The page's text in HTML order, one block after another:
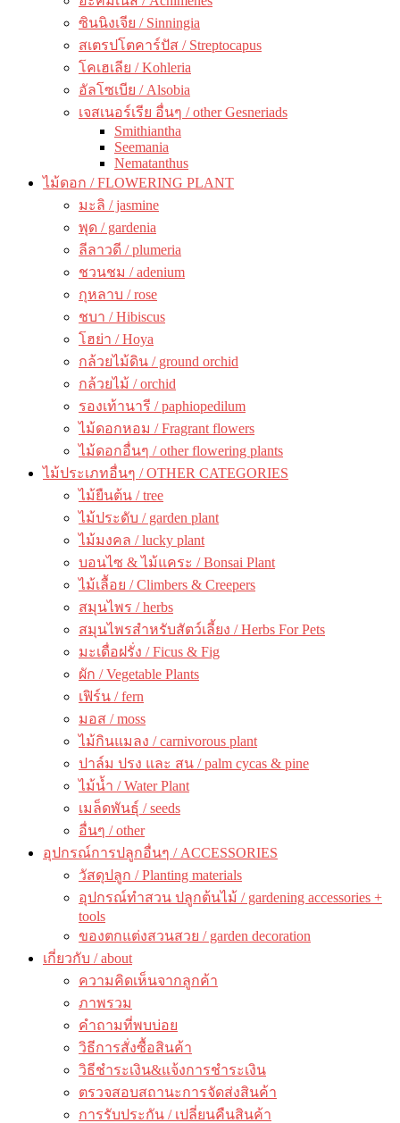
ซินนิงเจีย / Sinningia
สเตรปโตคาร์ปัส / Streptocapus
โคเฮเลีย / Kohleria
อัลโซเบีย / Alsobia
เจสเนอร์เรีย อื่นๆ / other Gesneriads
Smithiantha
Seemania
Nematanthus
ไม้ดอก / FLOWERING PLANT
มะลิ / jasmine
พุด / gardenia
ลีลาวดี / plumeria
ชวนชม / adenium
กุหลาบ / rose
ชบา / Hibiscus
โฮย่า / Hoya
กล้วยไม้ดิน / ground orchid
กล้วยไม้ / orchid
รองเท้านารี / paphiopedilum
ไม้ดอกหอม / Fragrant flowers
ไม้ดอกอื่นๆ / other flowering plants
ไม้ประเภทอื่นๆ / OTHER CATEGORIES
ไม้ยืนต้น / tree
ไม้ประดับ / garden plant
ไม้มงคล / lucky plant
บอนไซ & ไม้แคระ / Bonsai Plant
ไม้เลื้อย / Climbers & Creepers
สมุนไพร / herbs
สมุนไพรสำหรับสัตว์เลี้ยง / Herbs For Pets
มะเดื่อฝรั่ง / Ficus & Fig
ผัก / Vegetable Plants
เฟิร์น / fern
มอส / moss
ไม้กินแมลง / carnivorous plant
ปาล์ม ปรง และ สน / palm cycas & pine
ไม้น้ำ / Water Plant
เมล็ดพันธุ์ / seeds
อื่นๆ / other
อุปกรณ์การปลูกอื่นๆ / ACCESSORIES
วัสดุปลูก / Planting materials
อุปกรณ์ทำสวน ปลูกต้นไม้ / gardening accessories +
tools
ของตกแต่งสวนสวย / garden decoration
เกี่ยวกับ / about
ความคิดเห็นจากลูกค้า
ภาพรวม
คำถามที่พบบ่อย
วิธีการสั่งซื้อสินค้า
วิธีชำระเงิน&แจ้งการชำระเงิน
ตรวจสอบสถานะการจัดส่งสินค้า
การรับประกัน / เปลี่ยนคืนสินค้า